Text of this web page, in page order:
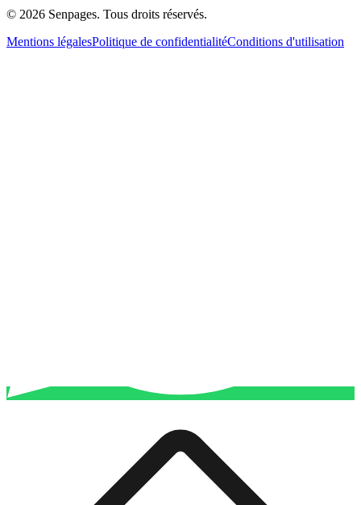
© 2026 Senpages. Tous droits réservés.
Mentions légalesPolitique de confidentialitéConditions d'utilisation